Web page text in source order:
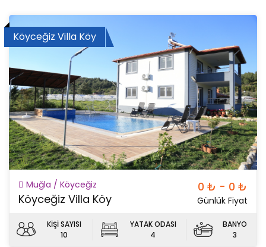
Köyceğiz Villa Köy
Muğla / Köyceğiz
Köyceğiz Villa Köy
0 ₺ - 0 ₺
Günlük Fiyat
KİŞİ SAYISI
10
YATAK ODASI
4
BANYO
3